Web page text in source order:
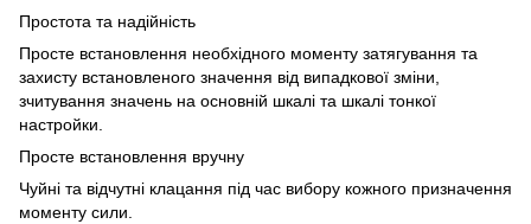
Простота та надійність
Просте встановлення необхідного моменту затягування та
захисту встановленого значення від випадкової зміни,
зчитування значень на основній шкалі та шкалі тонкої
настройки.
Просте встановлення вручну
Чуйні та відчутні клацання під час вибору кожного призначення
моменту сили.